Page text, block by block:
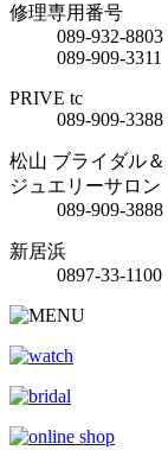
修理専用番号
089-932-8803
089-909-3311
PRIVE tc
089-909-3388
松山 ブライダル＆
ジュエリーサロン
089-909-3888
新居浜
0897-33-1100